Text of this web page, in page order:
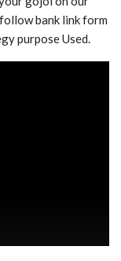
bank link form
purpose Used.